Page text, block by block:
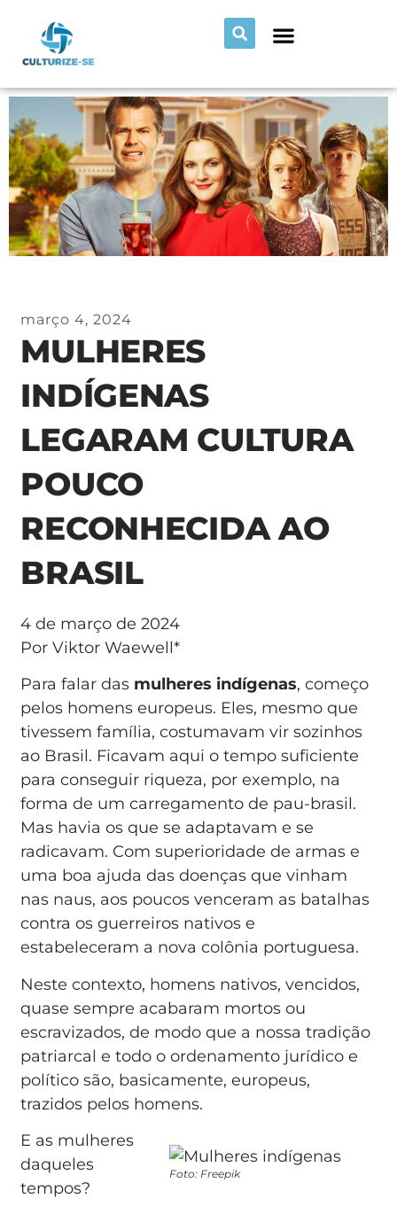
março 4, 2024
MULHERES
INDÍGENAS
LEGARAM CULTURA
POUCO
RECONHECIDA AO
BRASIL
4 de março de 2024
Por Viktor Waewell*
Para falar das mulheres indígenas, começo
pelos homens europeus. Eles, mesmo que
tivessem família, costumavam vir sozinhos
ao Brasil. Ficavam aqui o tempo suficiente
para conseguir riqueza, por exemplo, na
forma de um carregamento de pau-brasil.
Mas havia os que se adaptavam e se
radicavam. Com superioridade de armas e
uma boa ajuda das doenças que vinham
nas naus, aos poucos venceram as batalhas
contra os guerreiros nativos e
estabeleceram a nova colônia portuguesa.
Neste contexto, homens nativos, vencidos,
quase sempre acabaram mortos ou
escravizados, de modo que a nossa tradição
patriarcal e todo o ordenamento jurídico e
político são, basicamente, europeus,
trazidos pelos homens.
Foto: Freepik
E as mulheres
daqueles
tempos?